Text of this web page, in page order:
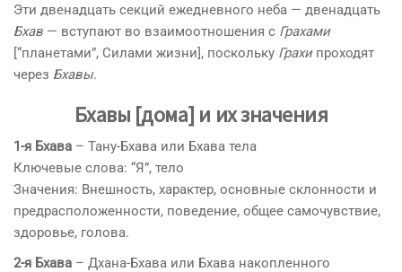
Эти двенадцать секций ежедневного неба — двенадцать
Бхав — вступают во взаимоотношения с Грахами
[“планетами”, Силами жизни], поскольку Грахипроходят
через Бхавы.
Бхавы [дома] и их значения
1-я Бхава – Тану-Бхава или Бхава тела
Ключевые слова: “Я”, тело
Значения: Внешность, характер, основные склонности и
предрасположенности, поведение, общее самочувствие,
здоровье, голова.
2-я Бхава – Дхана-Бхава или Бхава накопленного